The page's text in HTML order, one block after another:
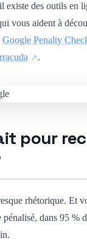
existe des outils en
vous aident à
Google Penalty
.
pour
rhétorique. Et
dans 95 %